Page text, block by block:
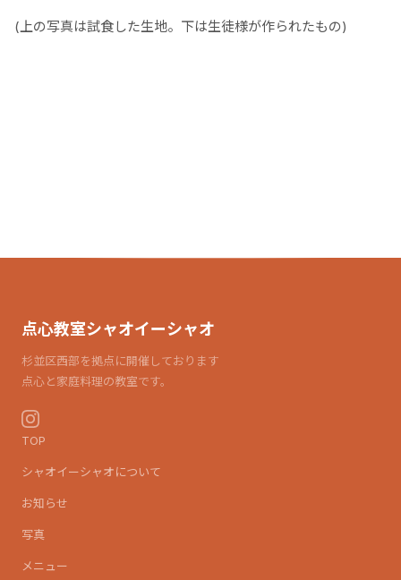
(上の写真は試食した生地。下は生徒様が作られたもの)
点心教室シャオイーシャオ
杉並区西部を拠点に開催しております
点心と家庭料理の教室です。
TOP
シャオイーシャオについて
お知らせ
写真
メニュー